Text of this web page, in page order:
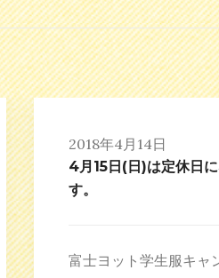
2018年4月14日
4月15日(日)は定休日
す。
富士ヨット学生服キャ